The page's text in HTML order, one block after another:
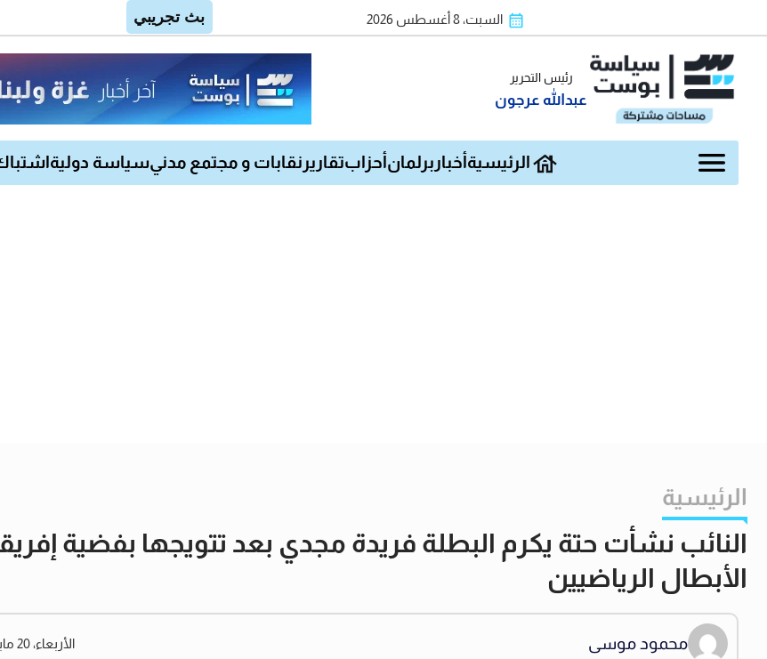
السبت، 8 أغسطس 2026
رئيس التحرير
عبدالله عرجون
الرئيسية أخبار برلمان أحزابتقارير نقابات و مجتمع مدنيسياسة دولية
الرئيسية
النائب نشأت حتة يكرم البطلة فريدة مجدي بعد تتويجها بفضية
الأبطال الرياضيين
محمود موسى الأربعاء، 20 مايو 2026 04:26 مساءً